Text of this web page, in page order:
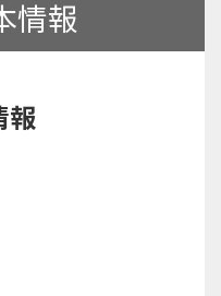
情報
報